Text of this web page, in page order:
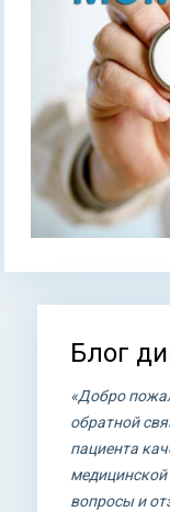
Вы
Блог
«Добро
обратной
пациента
вопросы и